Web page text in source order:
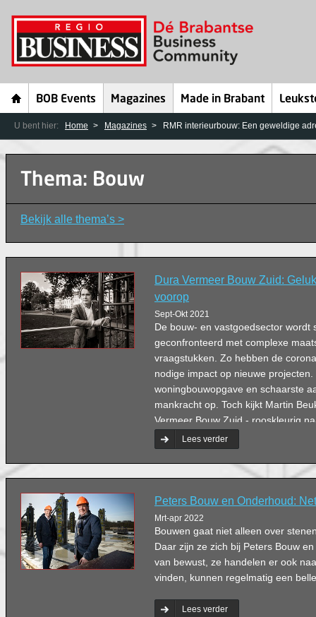
BOB Events Magazines Made in Brabant
U bent hier: Home Magazines RMR interieurbouw: Een geweldige
Thema: Bouw
Bekijk alle thema’s >
Dura Vermeer Bouw Zuid:
voorop
Sept-Okt 2021
De bouw- en vastgoedsector wordt
geconfronteerd met complexe
vraagstukken. Zo hebben de
nodige impact op nieuwe
woningbouwopgave en schaarste
mankracht op. Toch kijkt Martin
Vermeer Bouw Zuid - rooskleurig
biedt volop uitdagingen, maar ook
efficiënter, klantgerichter en vooral
Lees verder
Peters Bouw en Onderhoud:
Mrt-apr 2022
Bouwen gaat niet alleen over
Daar zijn ze zich bij Peters Bouw
van bewust, ze handelen er ook
vinden, kunnen regelmatig een
Lees verder